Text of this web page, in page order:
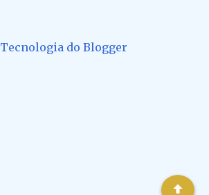
Tecnologia do Blogger